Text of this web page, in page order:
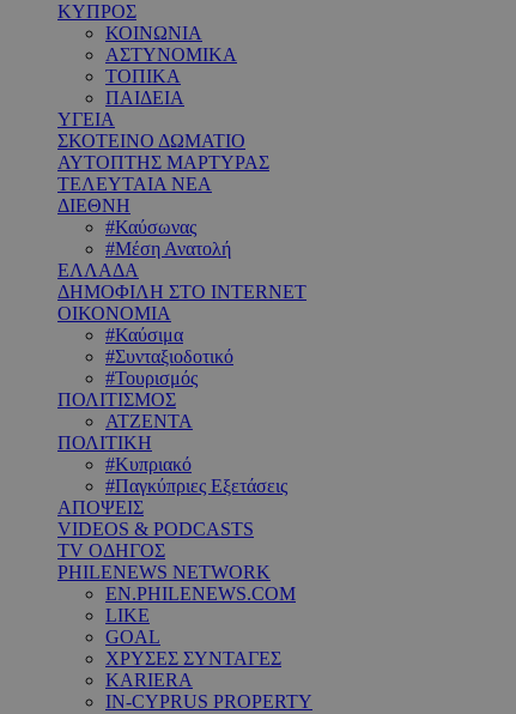
ΚΥΠΡΟΣ
ΚΟΙΝΩΝΙΑ
ΑΣΤΥΝΟΜΙΚΑ
ΤΟΠΙΚΑ
ΠΑΙΔΕΙΑ
ΥΓΕΙΑ
ΣΚΟΤΕΙΝΟ ΔΩΜΑΤΙΟ
ΑΥΤΟΠΤΗΣ ΜΑΡΤΥΡΑΣ
ΤΕΛΕΥΤΑΙΑ ΝΕΑ
ΔΙΕΘΝΗ
#Καύσωνας
#Μέση Ανατολή
ΕΛΛΑΔΑ
ΔΗΜΟΦΙΛΗ ΣΤΟ INTERNET
ΟΙΚΟΝΟΜΙΑ
#Καύσιμα
#Συνταξιοδοτικό
#Τουρισμός
ΠΟΛΙΤΙΣΜΟΣ
ΑΤΖΕΝΤΑ
ΠΟΛΙΤΙΚΗ
#Κυπριακό
#Παγκύπριες Εξετάσεις
ΑΠΟΨΕΙΣ
VIDEOS & PODCASTS
TV ΟΔΗΓΟΣ
PHILENEWS NETWORK
EN.PHILENEWS.COM
LIKE
GOAL
ΧΡΥΣΕΣ ΣΥΝΤΑΓΕΣ
KARIERA
IN-CYPRUS PROPERTY